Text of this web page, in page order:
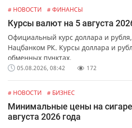
# НОВОСТИ # ФИНАНСЫ
Курсы валют на 5 августа
Официальный курс доллара и
Нацбанком РК. Курсы доллара и
обменных пунктах.
05.08.2026, 08:42 172
# НОВОСТИ # БИЗНЕС
Минимальные цены на
августа 2026 года